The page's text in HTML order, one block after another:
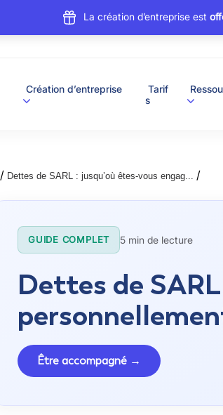
La création d’entreprise est
Création d’entreprise
Tarif
s
/ Dettes de SARL : jusqu’où êtes-vous engag... /
GUIDE COMPLET 5 min de lecture
Dettes de
Être accompagné →